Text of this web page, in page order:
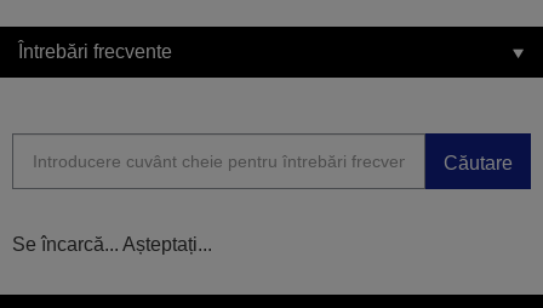
Întrebări frecvente
Căutare
Se încarcă... Așteptați...